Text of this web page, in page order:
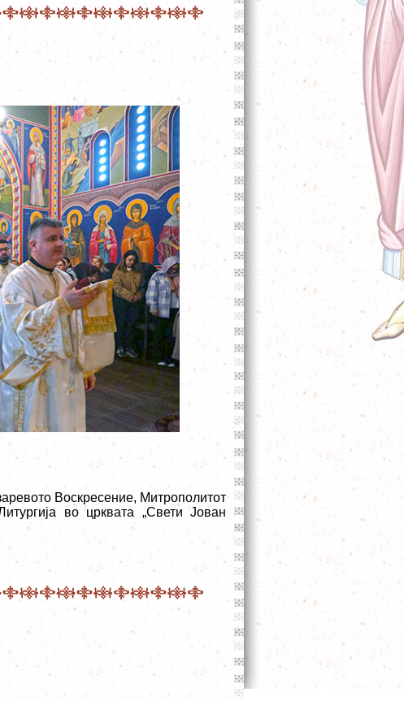
Воскресение, Митрополитот
во црквата „Свети Јован